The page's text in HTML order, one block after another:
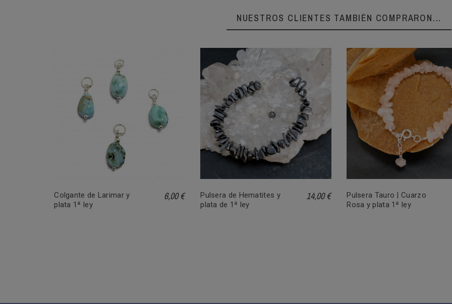
NUESTROS CLIENTES TAMBIÉN COMPRARON...
Colgante de Larimar y
plata 1ª ley
6,00 €
Pulsera de Hematites y
plata de 1ª ley
14,00 €
Pulsera Tauro | Cuarzo
Rosa y plata 1ª ley